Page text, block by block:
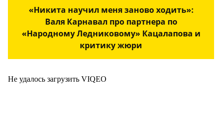
«Никита научил меня заново ходить»:
Валя Карнавал про партнера по
«Народному Ледниковому» Кацалапова и
критику жюри
Не удалось загрузить VIQEO